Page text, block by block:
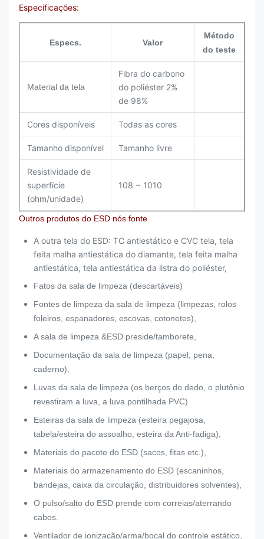
Especificações:
Especs. Valor
Método
do teste
Material da tela
Fibra do carbono
do poliéster 2%
de 98%
Cores disponíveis Todas as cores
Tamanho disponível Tamanho livre
Resistividade de
superfície
(ohm/unidade)
108 ~ 1010
Outros produtos do ESD nós fonte
A outra tela do ESD: TC antiestático e CVC tela, tela
feita malha antiestática do diamante, tela feita malha
antiestática, tela antiestática da listra do poliéster,
Fatos da sala de limpeza (descartáveis)
Fontes de limpeza da sala de limpeza (limpezas, rolos
foleiros, espanadores, escovas, cotonetes),
A sala de limpeza &ESD preside/tamborete,
Documentação da sala de limpeza (papel, pena,
caderno),
Luvas da sala de limpeza (os berços do dedo, o plutônio
revestiram a luva, a luva pontilhada PVC)
Esteiras da sala de limpeza (esteira pegajosa,
tabela/esteira do assoalho, esteira da Anti-fadiga),
Materiais do pacote do ESD (sacos, fitas etc.),
Materiais do armazenamento do ESD (escaninhos,
bandejas, caixa da circulação, distribuidores solventes),
O pulso/salto do ESD prende com correias/aterrando
cabos.
Ventilador de ionização/arma/bocal do controle estático,